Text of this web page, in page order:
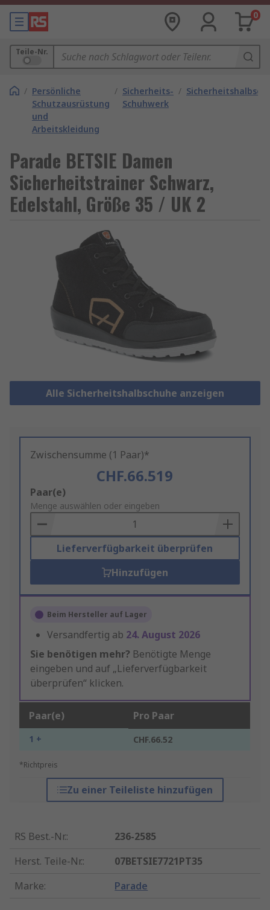
0
Teile-Nr.
/ Persönliche
Schutzausrüstung
und
Arbeitskleidung
/ Sicherheits-
Schuhwerk
/
Parade BETSIE Damen
Sicherheitstrainer Schwarz,
Edelstahl, Größe 35 / UK 2
Alle Sicherheitshalbschuhe anzeigen
Zwischensumme (1 Paar)*
CHF.66.519
Add
to
Basket
Paar(e)
Menge auswählen oder eingeben
Lieferverfügbarkeit überprüfen
Hinzufügen
Beim Hersteller auf Lager
Versandfertig ab 24. August 2026
Sie benötigen mehr? Benötigte Menge
eingeben und auf „Lieferverfügbarkeit
überprüfen“ klicken.
Paar(e) Pro Paar
1 + CHF.66.52
*Richtpreis
Zu einer Teileliste hinzufügen
RS Best.-Nr.:
236-2585
Herst. Teile-Nr.:
07BETSIE7721PT35
Marke: Parade